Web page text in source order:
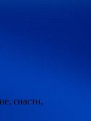
снасти,